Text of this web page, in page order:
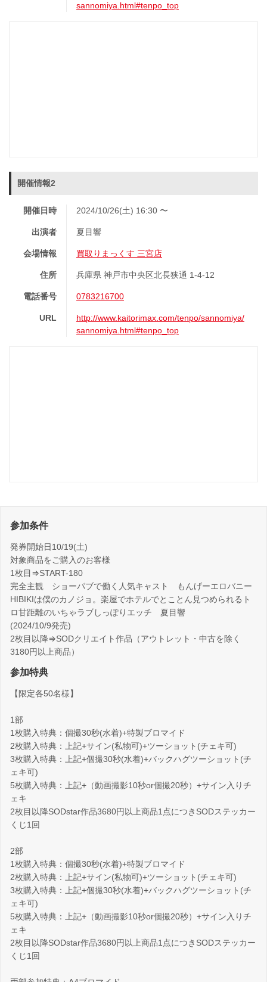
sannomiya.html#tenpo_top
開催情報2
開催日時 2024/10/26(土) 16:30 〜
出演者 夏目響
会場情報 買取りまっくす 三宮店
住所 兵庫県 神戸市中央区北長狭通 1-4-12
電話番号 0783216700
URL
http://www.kaitorimax.com/tenpo/sannomiya/
sannomiya.html#tenpo_top
参加条件
発券開始日10/19(土)
対象商品をご購入のお客様
1枚目⇒START-180
完全主観 ショーパブで働く人気キャスト もんげーエロバニー
HIBIKIは僕のカノジョ。楽屋でホテルでとことん見つめられるト
ロ甘距離のいちゃラブしっぽりエッチ 夏目響
(2024/10/9発売)
2枚目以降⇒SODクリエイト作品（アウトレット・中古を除く
3180円以上商品）
参加特典
【限定各50名様】
1部
1枚購入特典：個撮30秒(水着)+特製ブロマイド
2枚購入特典：上記+サイン(私物可)+ツーショット(チェキ可)
3枚購入特典：上記+個撮30秒(水着)+バックハグツーショット(チ
ェキ可)
5枚購入特典：上記+（動画撮影10秒or個撮20秒）+サイン入りチ
ェキ
2枚目以降SODstar作品3680円以上商品1点につきSODステッカー
くじ1回
2部
1枚購入特典：個撮30秒(水着)+特製ブロマイド
2枚購入特典：上記+サイン(私物可)+ツーショット(チェキ可)
3枚購入特典：上記+個撮30秒(水着)+バックハグツーショット(チ
ェキ可)
5枚購入特典：上記+（動画撮影10秒or個撮20秒）+サイン入りチ
ェキ
2枚目以降SODstar作品3680円以上商品1点につきSODステッカー
くじ1回